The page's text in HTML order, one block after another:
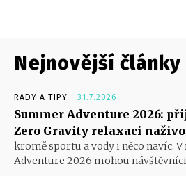
Nejnovější články
RADY A TIPY 31.7.2026
Summer Adventure 2026:
Zero Gravity relaxaci naživo
kromě sportu a vody i něco navíc.
Adventure 2026 mohou návštěvníci